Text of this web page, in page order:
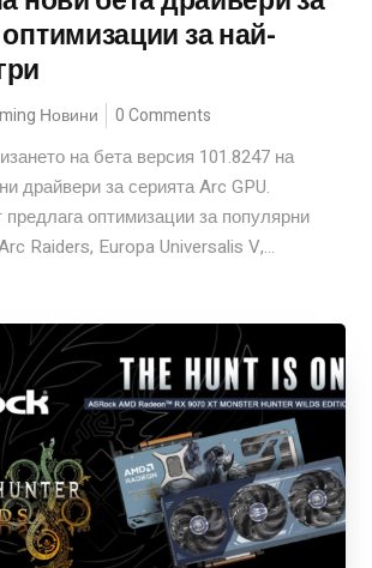
оптимизации за най-
Новини 0 Comments
на бета версия 101.8247 на
драйвери за серията Arc GPU.
оптимизации за популярни
Raiders, Europa Universalis V,...